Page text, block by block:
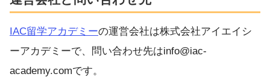
IAC留学アカデミーの運営会社は株式会社アイエイシ
ーアカデミーで、問い合わせ先はinfo@iac-
academy.comです。